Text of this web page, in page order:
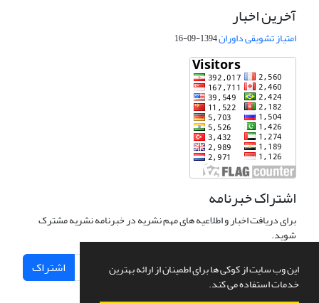
این وب سایت از کوکی ها برای اطمینان از ارائه بهترین
خدمات استفاده می کند.
آخرین اخبار
امتیاز تشویقی داوران1394-09-16
اشتراک خبرنامه
برای دریافت اخبار و اطلاعیه های مهم نشریه در خبرنامه نشریه مشترک
شوید.
اشتراک